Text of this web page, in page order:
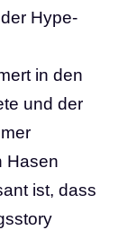
Hype-
in den
und der
Hasen
ist, dass